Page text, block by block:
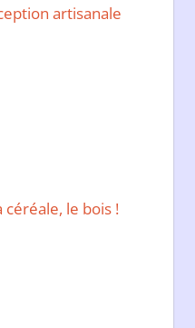
artisanale
céréale, le bois !